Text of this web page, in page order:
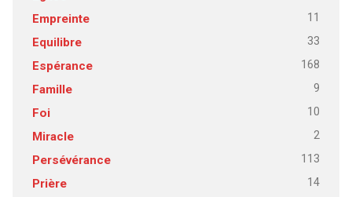
Empreinte 11
Equilibre 33
Espérance 168
Famille 9
Foi 10
Miracle 2
Persévérance 113
Prière 14